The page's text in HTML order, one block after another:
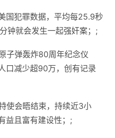
国犯罪数据，平均每25.9秒
钟就会发生一起强奸案；;
子弹轰炸80周年纪念仪
口减少超90万​​，​​创有记录
使会晤结束，持续近3小
益且富有建设性；;